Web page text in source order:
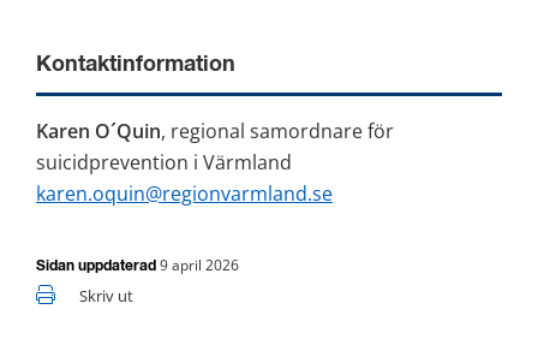
Kontaktinformation
Karen O´Quin, regional samordnare för
suicidprevention i Värmland
karen.oquin@regionvarmland.se
Sidan uppdaterad 9 april 2026
Skriv ut